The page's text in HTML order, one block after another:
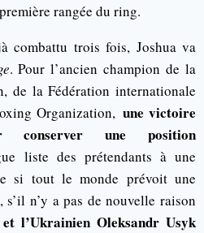
rangée du ring.
combattu trois fois, Joshua va
. Pour l’ancien champion de la
de la Fédération internationale
Organization, une victoire
conserver une position
liste des prétendants à une
si tout le monde prévoit une
n’y a pas de nouvelle raison
l’Ukrainien Oleksandr Usyk